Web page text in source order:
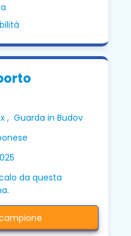
, Guarda in Budov
da questa